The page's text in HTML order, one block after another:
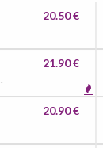
20.50 €
Oignons, Tomates
21.90 €
20.90 €